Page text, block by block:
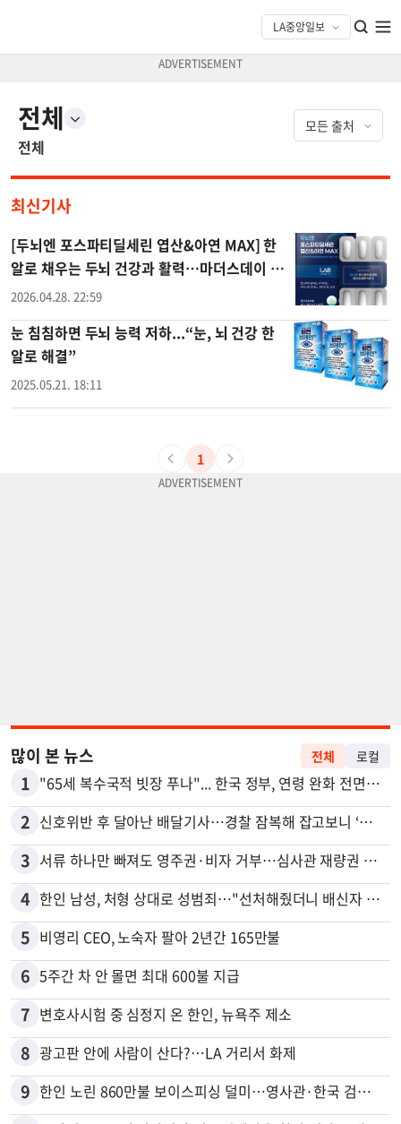
전체
전체
최신기사
[두뇌엔 포스파티딜세린 엽산&아연 MAX] 한
알로 채우는 두뇌 건강과 활력…마더스데이 인
기 선물
2026.04.28. 22:59
눈 침침하면 두뇌 능력 저하...“눈, 뇌 건강 한
알로 해결”
2025.05.21. 18:11
1
많이 본 뉴스 전체 로컬
1 "65세 복수국적 빗장 푸나"... 한국 정부, 연령 완화 전면 추진
2 신호위반 후 달아난 배달기사…경찰 잠복해 잡고보니 ‘반전’
3 서류 하나만 빠져도 영주권·비자 거부…심사관 재량권 대폭 확대
4 한인 남성, 처형 상대로 성범죄…"선처해줬더니 배신자 취급"
5 비영리 CEO, 노숙자 팔아 2년간 165만불
6 5주간 차 안 몰면 최대 600불 지급
7 변호사시험 중 심정지 온 한인, 뉴욕주 제소
8 광고판 안에 사람이 산다?…LA 거리서 화제
9 한인 노린 860만불 보이스피싱 덜미…영사관·한국 검찰 사칭